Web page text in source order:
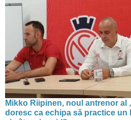
Mikko Riipinen, noul antrenor al
doresc ca echipa să practice un